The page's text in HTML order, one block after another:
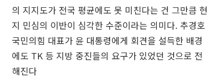
의 지지도가 전국 평균에도 못 미친다는 건 그만큼 현
지 민심의 이반이 심각한 수준이라는 의미다. 추경호
국민의힘 대표가 윤 대통령에게 회견을 설득한 배경
에도 TK 등 지방 중진들의 요구가 있었던 것으로 전
해진다